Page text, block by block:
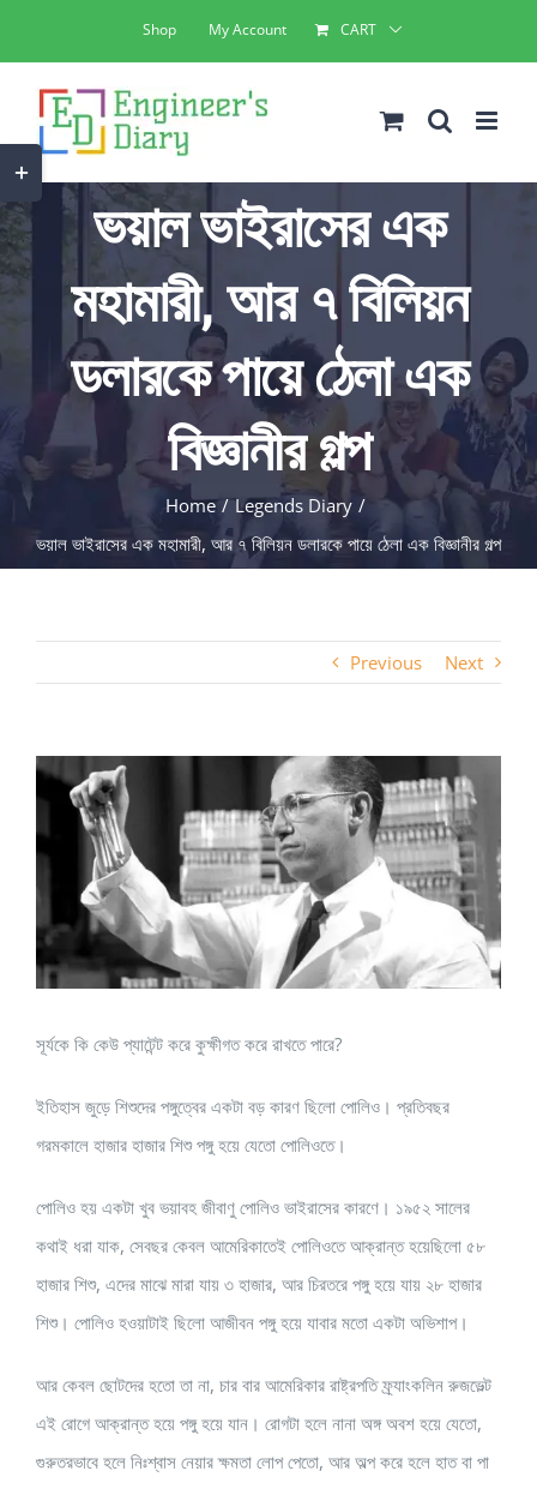
to
content
Shop My Account CART
ভয়াল ভাইরাসের এক
মহামারী, আর ৭ বিলিয়ন
ডলারকে পায়ে ঠেলা এক
বিজ্ঞানীর গল্প
Home
Legends Diary
ভয়াল ভাইরাসের এক মহামারী, আর ৭ বিলিয়ন ডলারকে পায়ে ঠেলা এক বিজ্ঞানীর গল্প
Previous Next
View
Larger
Image
সূর্যকে কি কেউ প্যাটেন্ট করে কুক্ষীগত করে রাখতে পারে?
ইতিহাস জুড়ে শিশুদের পঙ্গুত্বের একটা বড় কারণ ছিলো পোলিও। প্রতিবছর
গরমকালে হাজার হাজার শিশু পঙ্গু হয়ে যেতো পোলিওতে।
পোলিও হয় একটা খুব ভয়াবহ জীবাণু পোলিও ভাইরাসের কারণে। ১৯৫২ সালের
কথাই ধরা যাক, সেবছর কেবল আমেরিকাতেই পোলিওতে আক্রান্ত হয়েছিলো ৫৮
হাজার শিশু, এদের মাঝে মারা যায় ৩ হাজার, আর চিরতরে পঙ্গু হয়ে যায় ২৮ হাজার
শিশু। পোলিও হওয়াটাই ছিলো আজীবন পঙ্গু হয়ে যাবার মতো একটা অভিশাপ।
আর কেবল ছোটদের হতো তা না, চার বার আমেরিকার রাষ্ট্রপতি ফ্র্যাংকলিন রুজভেল্ট
এই রোগে আক্রান্ত হয়ে পঙ্গু হয়ে যান। রোগটা হলে নানা অঙ্গ অবশ হয়ে যেতো,
গুরুতরভাবে হলে নিঃশ্বাস নেয়ার ক্ষমতা লোপ পেতো, আর অল্প করে হলে হাত বা পা
Toggle
Sliding
Bar
Area